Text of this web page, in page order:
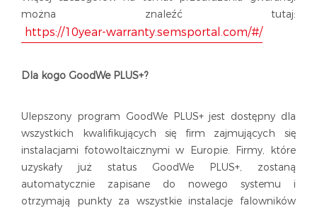
można znaleźć tutaj:
https://10year-warranty.semsportal.com/#/
Dla kogo GoodWe PLUS+?
Ulepszony program GoodWe PLUS+ jest dostępny dla
wszystkich kwalifikujących się firm zajmujących się
instalacjami fotowoltaicznymi w Europie. Firmy, które
uzyskały już status GoodWe PLUS+, zostaną
automatycznie zapisane do nowego systemu i
otrzymają punkty za wszystkie instalacje falowników